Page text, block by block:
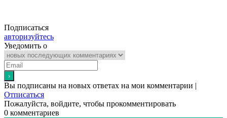
Подписаться
авторизуйтесь
Уведомить о
Вы подписаны на новых ответах на мои комментарии |
Отписаться
Пожалуйста, войдите, чтобы прокомментировать
0 комментариев